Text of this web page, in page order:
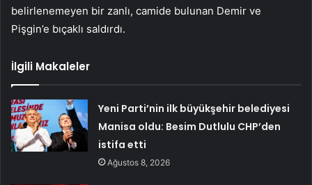
belirlenemeyen bir zanlı, camide bulunan Demir ve
Pişgin’e bıçaklı saldırdı.
İlgili Makaleler
Yeni Parti’nin ilk büyükşehir belediyesi
Manisa oldu: Besim Dutlulu CHP’den
istifa etti
Ağustos 8, 2026